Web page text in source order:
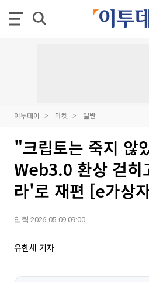
이투데이 마켓 일반
"크립토는 죽지
Web3.0 환상 걷히
라'로 재편 [e가상
입력 2026-05-09 09:00
유한새 기자